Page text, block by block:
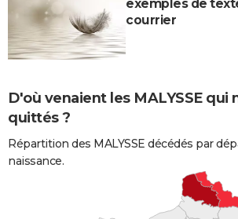
exemples de
courrier
D'où venaient les MALYSSE qui
quittés ?
Répartition des MALYSSE décédés par
naissance.